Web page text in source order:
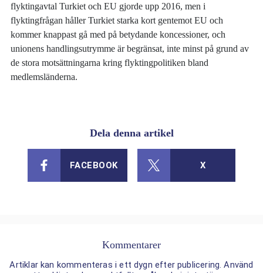
flyktingavtal Turkiet och EU gjorde upp 2016, men i
flyktingfrågan håller Turkiet starka kort gentemot EU och
kommer knappast gå med på betydande koncessioner, och
unionens handlingsutrymme är begränsat, inte minst på grund av
de stora motsättningarna kring flyktingpolitiken bland
medlemsländerna.
Dela denna artikel
FACEBOOK X
Kommentarer
Artiklar kan kommenteras i ett dygn efter publicering. Använd